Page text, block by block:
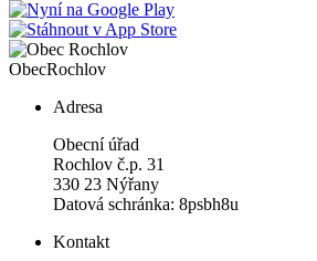
ObecRochlov
Adresa
Obecní úřad
Rochlov č.p. 31
330 23 Nýřany
Datová schránka: 8psbh8u
Kontakt